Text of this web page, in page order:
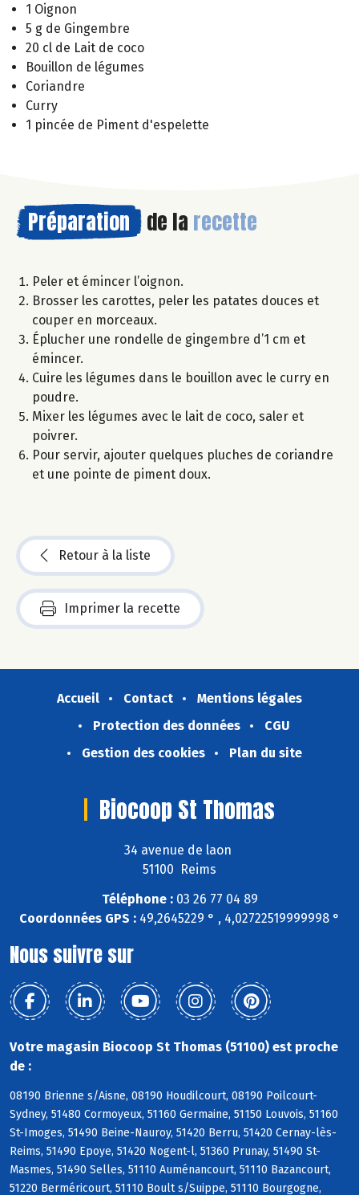
1 Oignon
5 g de Gingembre
20 cl de Lait de coco
Bouillon de légumes
Coriandre
Curry
1 pincée de Piment d'espelette
Préparation de la recette
Peler et émincer l’oignon.
Brosser les carottes, peler les patates douces et
couper en morceaux.
Éplucher une rondelle de gingembre d’1 cm et
émincer.
Cuire les légumes dans le bouillon avec le curry en
poudre.
Mixer les légumes avec le lait de coco, saler et
poivrer.
Pour servir, ajouter quelques pluches de coriandre
et une pointe de piment doux.
Retour à la liste
Imprimer la recette
Accueil Contact
Mentions légales
Protection des données
CGU
Gestion des cookies
Plan du site
Biocoop St Thomas
34 avenue de laon
51100 Reims
Téléphone :03 26 77 04 89
Coordonnées GPS : 49,2645229 ° , 4,02722519999998 °
Nous suivre sur
Votre magasin Biocoop St Thomas (51100) est proche
de :
08190 Brienne s/Aisne, 08190 Houdilcourt, 08190 Poilcourt-
Sydney, 51480 Cormoyeux, 51160 Germaine, 51150 Louvois, 51160
St-Imoges, 51490 Beine-Nauroy, 51420 Berru, 51420 Cernay-lès-
Reims, 51490 Epoye, 51420 Nogent-l, 51360 Prunay, 51490 St-
Masmes, 51490 Selles, 51110 Auménancourt, 51110 Bazancourt,
51220 Berméricourt, 51110 Boult s/Suippe, 51110 Bourgogne,